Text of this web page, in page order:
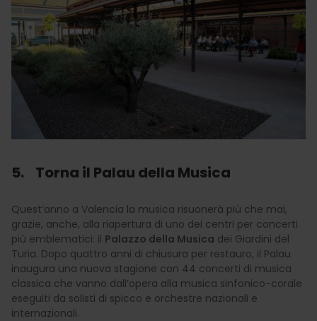
5. Torna il Palau della Musica
Quest’anno a Valencia la musica risuonerà più che mai,
grazie, anche, alla riapertura di uno dei centri per concerti
più emblematici: il Palazzo della Musica dei Giardini del
Turia. Dopo quattro anni di chiusura per restauro, il Palau
inaugura una nuova stagione con 44 concerti di musica
classica che vanno dall’opera alla musica sinfonico-corale
eseguiti da solisti di spicco e orchestre nazionali e
internazionali.